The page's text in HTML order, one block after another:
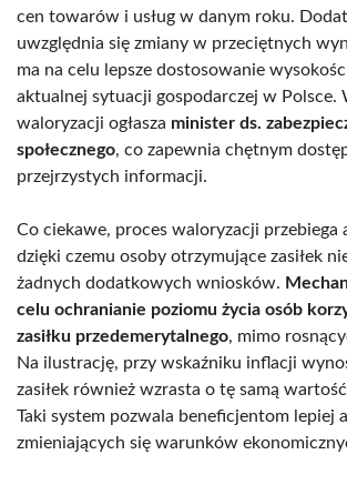
cen towarów i usług w danym roku.
uwzględnia się zmiany w przeciętnych
ma na celu lepsze dostosowanie
aktualnej sytuacji gospodarczej w Polsce.
waloryzacji ogłasza minister ds.
społecznego, co zapewnia chętnym
przejrzystych informacji.
Co ciekawe, proces waloryzacji przebiega
dzięki czemu osoby otrzymujące zasiłek
żadnych dodatkowych wniosków.
celu ochranianie poziomu życia osób
zasiłku przedemerytalnego, mimo
Na ilustrację, przy wskaźniku inflacji
zasiłek również wzrasta o tę samą
Taki system pozwala beneficjentom lepiej
zmieniających się warunków